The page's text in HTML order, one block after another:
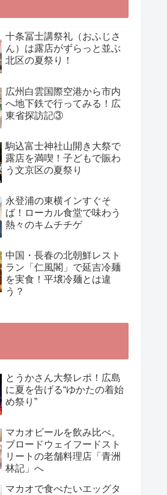
十条冨士講祭礼（おふじさ
ん）は露店がずらっと並ぶ
北区の夏祭り！
広州白雲国際空港から市内
へ地下鉄で行ってみる！広
東省探訪記③
駒込富士神社山開き大祭で
露店を満喫！子どもで賑わ
う文京区の夏祭り
永登浦の東横インすぐそ
ば！ローカル食堂で味わう
熱々のキムチチゲ
中国・長春の北朝鮮レスト
ラン「仁風閣」で延吉冷麺
を実食！平壌冷麺とは違
う？
とうかさん大祭レポ！広島
に夏を告げる“ゆかたの着始
め祭り”
マカオビールを飲み比べ。
ブロードウェイフードスト
リートの老舗料理店「青洲
林記」へ
マカオで食べたいエッグタ